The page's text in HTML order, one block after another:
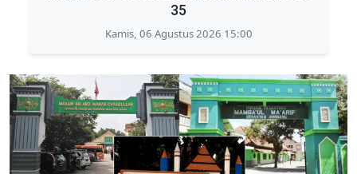
35
Kamis, 06 Agustus 2026 15:00